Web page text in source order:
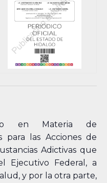
en Materia de
para las Acciones de
Adictivas que
Ejecutivo Federal, a
y por la otra parte,